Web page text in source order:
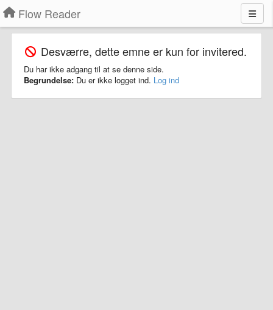
Flow Reader
Desværre, dette emne er kun for invitered.
Du har ikke adgang til at se denne side.
Begrundelse: Du er ikke logget ind. Log ind